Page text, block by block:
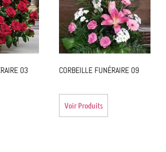
03 CORBEILLE FUNÉRAIRE 09
Voir Produits